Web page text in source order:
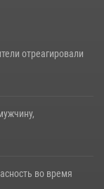
отреагировали
во время